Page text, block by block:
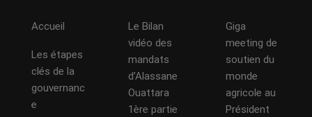
Accueil
Les étapes
clés de la
gouvernanc
e
Le Bilan
vidéo des
mandats
d’Alassane
Ouattara
1ère partie
Giga
meeting de
soutien du
monde
agricole au
Président